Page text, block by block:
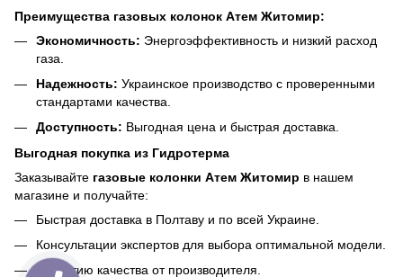
Преимущества газовых колонок Атем Житомир:
Экономичность: Энергоэффективность и низкий расход
газа.
Надежность: Украинское производство с проверенными
стандартами качества.
Доступность: Выгодная цена и быстрая доставка.
Выгодная покупка из Гидротерма
Заказывайте газовые колонки Атем Житомир в нашем
магазине и получайте:
Быстрая доставка в Полтаву и по всей Украине.
Консультации экспертов для выбора оптимальной модели.
Гарантию качества от производителя.